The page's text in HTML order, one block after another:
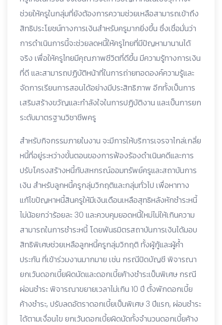
ช่วยให้ครูในกลุ่มที่ยังต้องการความช่วยเหลือสามารถเข้าถึง
สิทธิประโยชน์ทางการเงินสำหรับครูมากยิ่งขึ้น ซึ่งเชื่อมั่นว่า
การดำเนินการนี้จะช่วยลดหนี้ให้ครูไทยที่มีปัญหามานานได้
จริง เพื่อให้ครูไทยมีคุณภาพชีวิตที่ดีขึ้น มีความรู้ทางการเงิน
ที่ดี และสามารถปฏิบัติหน้าที่ในการถ่ายทอดองค์ความรู้และ
จัดการเรียนการสอนได้อย่างมีประสิทธิภาพ อีกทั้งเป็นการ
เสริมสร้างขวัญและกำลังใจในการปฏิบัติงาน และเป็นการยก
ระดับมาตรฐานวิชาชีพครู
​สำหรับกิจกรรมภายในงาน จะมีการให้บริการเจรจาไกล่เกลี่ย
หนี้ที่อยู่ระหว่างขั้นตอนของการฟ้องร้องดำเนินคดีและการ
ปรับโครงสร้างหนี้กับสหกรณ์ออมทรัพย์ครูและสถาบันการ
เงิน สำหรับลูกหนี้ครูกลุ่มวิกฤติและกลุ่มทั่วไป เพื่อหาทาง
แก้ไขปัญหาหนี้สินครูให้มีเงินเดือนเหลือสุทธิหลังหักชำระหนี้
ไม่น้อยกว่าร้อยละ 30 และควบคุมยอดหนี้ใหม่ไม่ให้เกินความ
สามารถในการชำระหนี้ โดยพันธมิตรสถาบันการเงินได้มอบ
สิทธิพิเศษช่วยเหลือลูกหนี้ครูกลุ่มวิกฤติ ทั้งผู้กู้และผู้ค้ำ
ประกัน ที่เข้าร่วมงานมากมาย เช่น กรณีปิดบัญชี พิจารณา
ยกเว้นดอกเบี้ยผิดนัดและดอกเบี้ยค้างชำระเป็นพิเศษ กรณี
ผ่อนชำระ พิจารณาขยายเวลาไม่เกิน 10 ปี ตั้งพักดอกเบี้ย
ค้างชำระ, ปรับลดอัตราดอกเบี้ยเป็นพิเศษ 3 ปีแรก, ผ่อนชำระ
ได้ตามเงื่อนไข ยกเว้นดอกเบี้ยผิดนัดทั้งจำนวนดอกเบี้ยค้าง